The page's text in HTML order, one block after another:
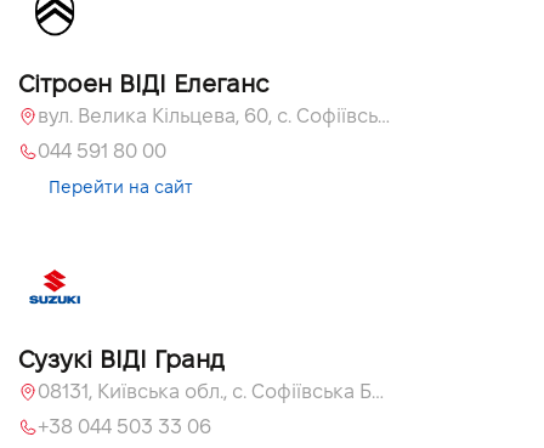
Сітроен ВІДІ Елеганс
вул. Велика Кільцева, 60, с. Софіївська Борщагівка, Київська обл., 08131
044 591 80 00
Перейти на сайт
Сузукі ВІДІ Гранд
08131, Київська обл., с. Софіївська Борщагівка, вул. Велика Кільцева, 60
+38 044 503 33 06